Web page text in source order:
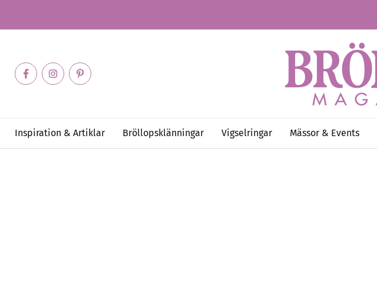
Inspiration & Artiklar Bröllopsklänningar Vigselringar Mässor & Events